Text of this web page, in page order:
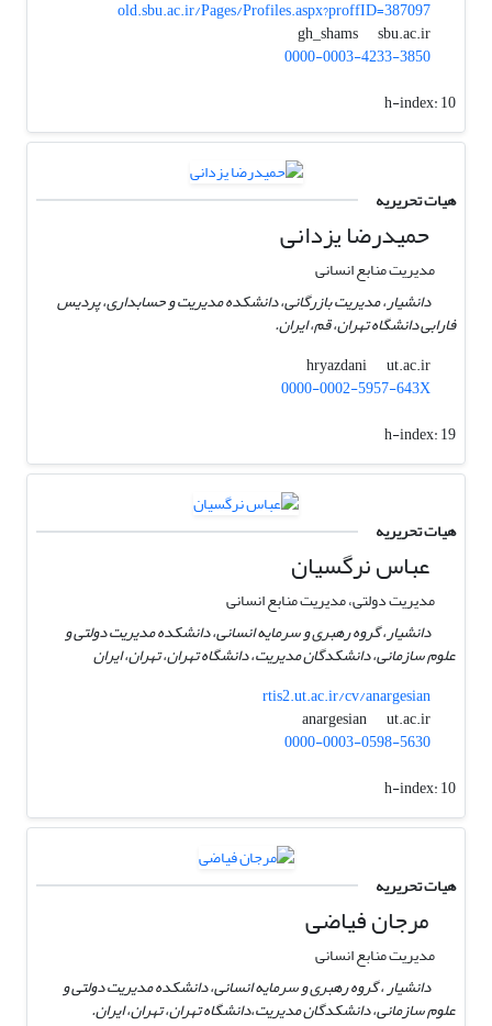
old.sbu.ac.ir/Pages/Profiles.aspx?proffID=387097
gh_shams
sbu.ac.ir
0000-0003-4233-3850
h-index:10
هیات تحریریه
حمیدرضا یزدانی
مدیریت منابع انسانی
دانشیار، مدیریت بازرگانی، دانشکده مدیریت و حسابداری، پردیس
فارابی دانشگاه تهران، قم، ایران.
hryazdani
ut.ac.ir
0000-0002-5957-643X
h-index:19
هیات تحریریه
عباس نرگسیان
مدیریت دولتی، مدیریت منابع انسانی
دانشیار، گروه رهبری و سرمایه انسانی، دانشکده مدیریت دولتی و
علوم سازمانی، دانشکدگان مدیریت، دانشگاه تهران، تهران، ایران
rtis2.ut.ac.ir/cv/anargesian
anargesian
ut.ac.ir
0000-0003-0598-5630
h-index:10
هیات تحریریه
مرجان فیاضی
مدیریت منابع انسانی
دانشیار ، گروه رهبری و سرمایه انسانی، دانشکده مدیریت دولتی و
علوم سازمانی، دانشکدگان مدیریت،دانشگاه تهران، تهران، ایران.